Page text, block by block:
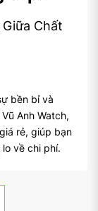
Chất
bền bỉ và
Anh Watch,
rẻ, giúp bạn
về chi phí.
chăng, bật